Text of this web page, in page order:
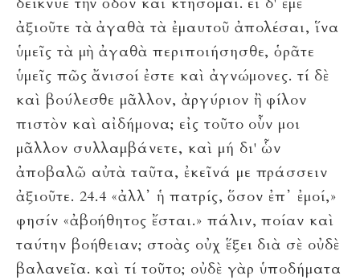
ἀξιοῦτε τὰ ἀγαθὰ τὰ ἐμαυτοῦ ἀπολέσαι, ἵνα
ὑμεῖς τὰ μὴ ἀγαθὰ περιποιήσησθε, ὁρᾶτε
ὑμεῖς πῶς ἄνισοί ἐστε καὶ ἀγνώμονες. τί δὲ
καὶ βούλεσθε μᾶλλον, ἀργύριον ἢ φίλον
πιστὸν καὶ αἰδήμονα; εἰς τοῦτο οὖν μοι
μᾶλλον συλλαμβάνετε, καὶ μή δι' ὧν
ἀποβαλῶ αὐτὰ ταῦτα, ἐκεῖνά με πράσσειν
ἀξιοῦτε. 24.4 «ἀλλ᾽ ἡ πατρίς, ὅσον ἐπ᾽ ἐμοί,»
φησίν «ἀβοήθητος ἔσται.» πάλιν, ποίαν καὶ
ταύτην βοήθειαν; στοὰς οὐχ ἕξει διὰ σὲ οὐδὲ
βαλανεῖα. καὶ τί τοῦτο; οὐδὲ γὰρ ὑποδήματα